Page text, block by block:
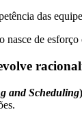
das
nasce de esforço
and Scheduling)